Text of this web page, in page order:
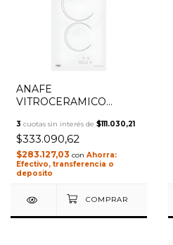
ANAFE
VITROCERAMICO
TACTIL - TST
3 cuotas sin interés de $111.030,21
$333.090,62
$283.127,03 con
Efectivo, transferencia o
deposito